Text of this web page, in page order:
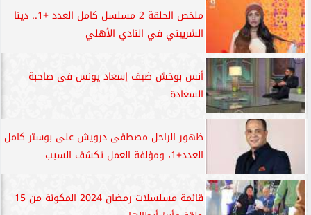
ملخص الحلقة 2 مسلسل كامل العدد +1.. دينا
الشربيني في النادي الأهلي
أنس بوخش ضيف إسعاد يونس فى صاحبة
السعادة
ظهور الراحل مصطفى درويش على بوستر كامل
العدد+1، ومؤلفة العمل تكشف السبب
قائمة مسلسلات رمضان 2024 المكونة من 15